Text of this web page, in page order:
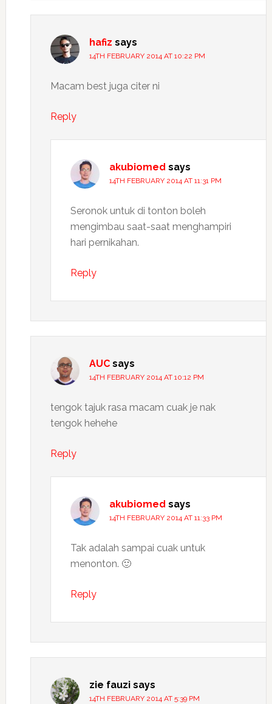
hafiz says
14TH FEBRUARY 2014 AT 10:22 PM
Macam best juga citer ni
Reply
akubiomed says
14TH FEBRUARY 2014 AT 11:31 PM
Seronok untuk di tonton boleh
mengimbau saat-saat menghampiri
hari pernikahan.
Reply
AUC says
14TH FEBRUARY 2014 AT 10:12 PM
tengok tajuk rasa macam cuak je nak
tengok hehehe
Reply
akubiomed says
14TH FEBRUARY 2014 AT 11:33 PM
Tak adalah sampai cuak untuk
menonton. 🙂
Reply
zie fauzi says
14TH FEBRUARY 2014 AT 5:39 PM